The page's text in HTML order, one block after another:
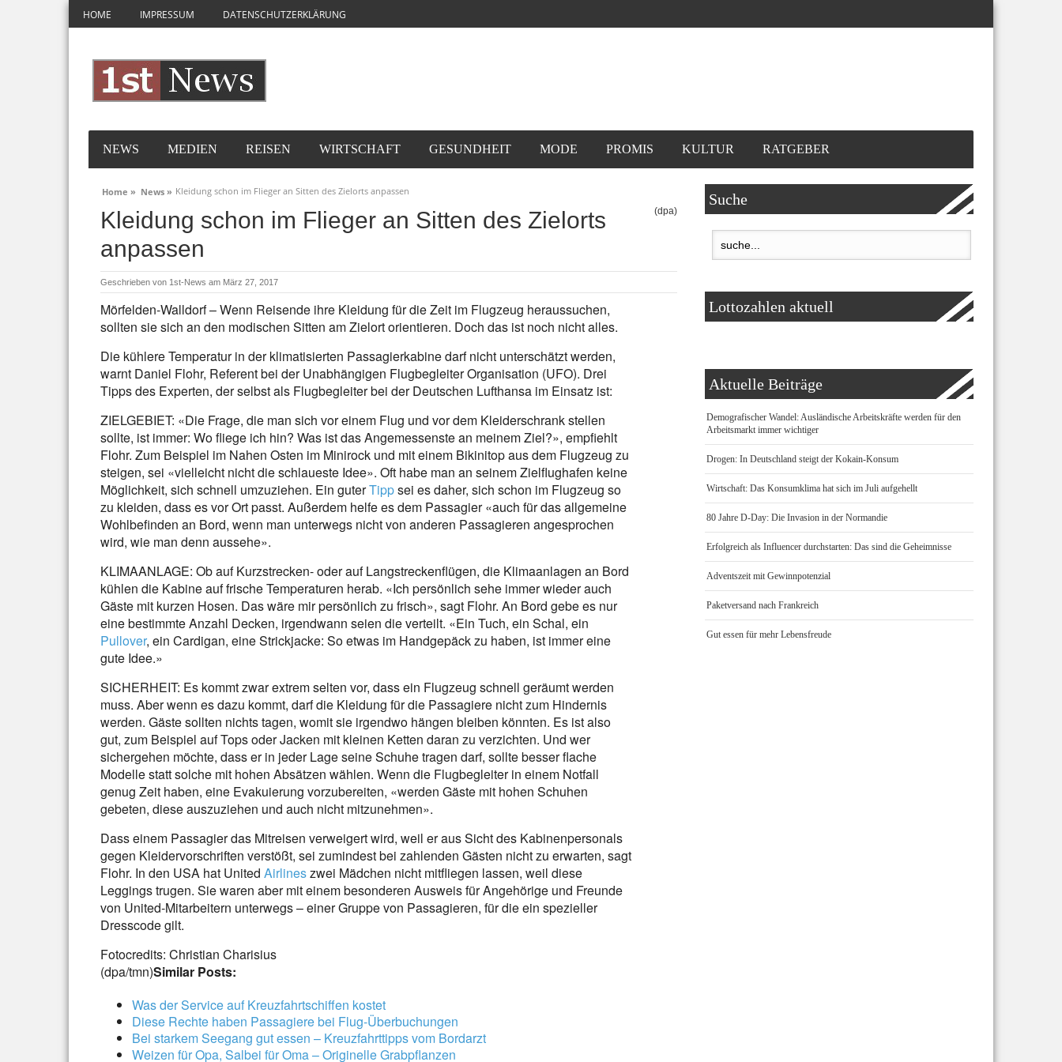
HOME IMPRESSUM DATENSCHUTZERKLÄRUNG
NEWS MEDIEN REISEN WIRTSCHAFT GESUNDHEIT MODE PROMIS KULTUR RATGEBER
Home » News » Kleidung schon im Flieger an Sitten des Zielorts anpassen
Kleidung schon im Flieger an Sitten des Zielorts
anpassen
(dpa)
Geschrieben von 1st-News am März 27, 2017
Mörfelden-Walldorf – Wenn Reisende ihre Kleidung für die Zeit im Flugzeug heraussuchen,
sollten sie sich an den modischen Sitten am Zielort orientieren. Doch das ist noch nicht alles.
Die kühlere Temperatur in der klimatisierten Passagierkabine darf nicht unterschätzt werden,
warnt Daniel Flohr, Referent bei der Unabhängigen Flugbegleiter Organisation (UFO). Drei
Tipps des Experten, der selbst als Flugbegleiter bei der Deutschen Lufthansa im Einsatz ist:
ZIELGEBIET: «Die Frage, die man sich vor einem Flug und vor dem Kleiderschrank stellen
sollte, ist immer: Wo fliege ich hin? Was ist das Angemessenste an meinem Ziel?», empfiehlt
Flohr. Zum Beispiel im Nahen Osten im Minirock und mit einem Bikinitop aus dem Flugzeug zu
steigen, sei «vielleicht nicht die schlaueste Idee». Oft habe man an seinem Zielflughafen keine
Möglichkeit, sich schnell umzuziehen. Ein guterTippsei es daher, sich schon im Flugzeug so
zu kleiden, dass es vor Ort passt. Außerdem helfe es dem Passagier «auch für das allgemeine
Wohlbefinden an Bord, wenn man unterwegs nicht von anderen Passagieren angesprochen
wird, wie man denn aussehe».
KLIMAANLAGE: Ob auf Kurzstrecken- oder auf Langstreckenflügen, die Klimaanlagen an Bord
kühlen die Kabine auf frische Temperaturen herab. «Ich persönlich sehe immer wieder auch
Gäste mit kurzen Hosen. Das wäre mir persönlich zu frisch», sagt Flohr. An Bord gebe es nur
eine bestimmte Anzahl Decken, irgendwann seien die verteilt. «Ein Tuch, ein Schal, ein
Pullover, ein Cardigan, eine Strickjacke: So etwas im Handgepäck zu haben, ist immer eine
gute Idee.»
SICHERHEIT: Es kommt zwar extrem selten vor, dass ein Flugzeug schnell geräumt werden
muss. Aber wenn es dazu kommt, darf die Kleidung für die Passagiere nicht zum Hindernis
werden. Gäste sollten nichts tagen, womit sie irgendwo hängen bleiben könnten. Es ist also
gut, zum Beispiel auf Tops oder Jacken mit kleinen Ketten daran zu verzichten. Und wer
sichergehen möchte, dass er in jeder Lage seine Schuhe tragen darf, sollte besser flache
Modelle statt solche mit hohen Absätzen wählen. Wenn die Flugbegleiter in einem Notfall
genug Zeit haben, eine Evakuierung vorzubereiten, «werden Gäste mit hohen Schuhen
gebeten, diese auszuziehen und auch nicht mitzunehmen».
Dass einem Passagier das Mitreisen verweigert wird, weil er aus Sicht des Kabinenpersonals
gegen Kleidervorschriften verstößt, sei zumindest bei zahlenden Gästen nicht zu erwarten, sagt
Flohr. In den USA hat United Airlineszwei Mädchen nicht mitfliegen lassen, weil diese
Leggings trugen. Sie waren aber mit einem besonderen Ausweis für Angehörige und Freunde
von United-Mitarbeitern unterwegs – einer Gruppe von Passagieren, für die ein spezieller
Dresscode gilt.
Fotocredits: Christian Charisius
(dpa/tmn)Similar Posts:
Was der Service auf Kreuzfahrtschiffen kostet
Diese Rechte haben Passagiere bei Flug-Überbuchungen
Bei starkem Seegang gut essen – Kreuzfahrttipps vom Bordarzt
Weizen für Opa, Salbei für Oma – Originelle Grabpflanzen
Suche
Lottozahlen aktuell
Aktuelle Beiträge
Demografischer Wandel: Ausländische Arbeitskräfte werden für den
Arbeitsmarkt immer wichtiger
Drogen: In Deutschland steigt der Kokain-Konsum
Wirtschaft: Das Konsumklima hat sich im Juli aufgehellt
80 Jahre D-Day: Die Invasion in der Normandie
Erfolgreich als Influencer durchstarten: Das sind die Geheimnisse
Adventszeit mit Gewinnpotenzial
Paketversand nach Frankreich
Gut essen für mehr Lebensfreude